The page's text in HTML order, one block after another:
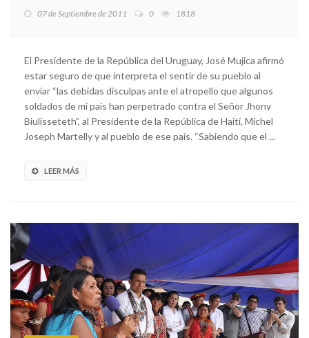
07 de Septiembre de 2011 0 1818
El Presidente de la República del Uruguay, José Mujica afirmó
estar seguro de que interpreta el sentir de su pueblo al
enviar “las debidas disculpas ante el atropello que algunos
soldados de mi país han perpetrado contra el Señor Jhony
Biulisseteth”, al Presidente de la República de Haití, Michel
Joseph Martelly y al pueblo de ese país. “Sabiendo que el ...
LEER MÁS